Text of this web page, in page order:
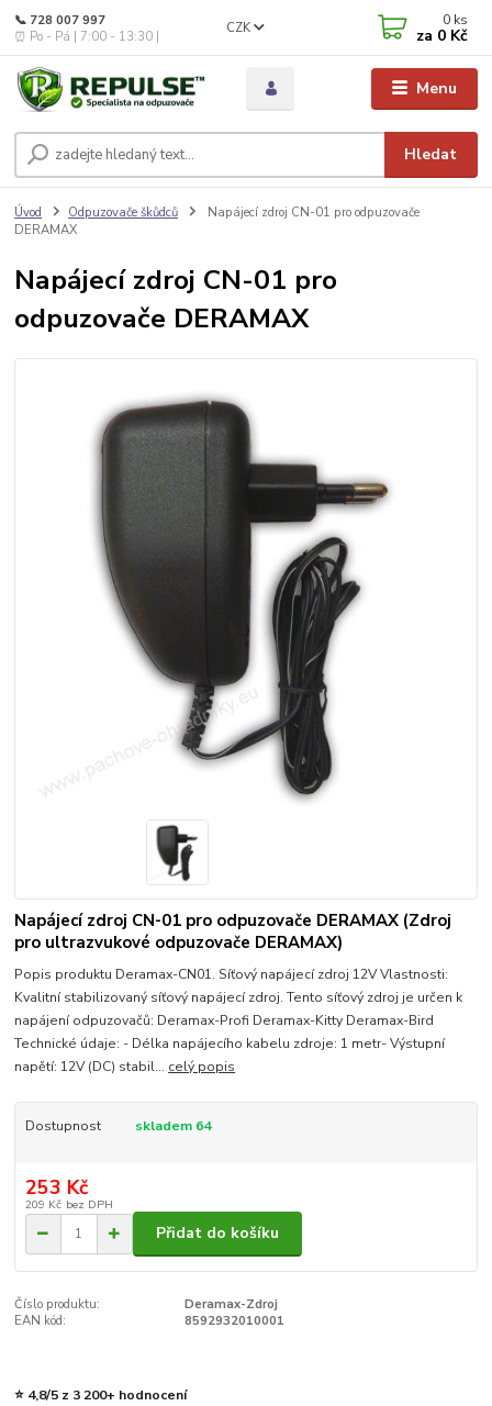
Menu
CZK
Hledat
📞 728 007 997
⏰ Po - Pá | 7:00 - 13:30 |
0 ks
za 0 Kč
Úvod Odpuzovače škůdců
Napájecí zdroj CN-01 pro odpuzovače
DERAMAX
Napájecí zdroj CN-01 pro
odpuzovače DERAMAX
Napájecí zdroj CN-01 pro odpuzovače DERAMAX (Zdroj
pro ultrazvukové odpuzovače DERAMAX)
Popis produktu Deramax-CN01. Síťový napájecí zdroj 12V Vlastnosti:
Kvalitní stabilizovaný síťový napájecí zdroj. Tento síťový zdroj je určen k
napájení odpuzovačů: Deramax-Profi Deramax-Kitty Deramax-Bird
Technické údaje: - Délka napájecího kabelu zdroje: 1 metr- Výstupní
napětí: 12V (DC) stabil... celý popis
Dostupnost skladem 64
253 Kč
209 Kč bez DPH
Přidat do košíku
Číslo produktu:
Deramax-Zdroj
EAN kód:
8592932010001
⭐ 4,8/5 z 3 200+ hodnocení